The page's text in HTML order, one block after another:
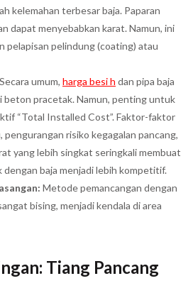
kelemahan terbesar baja. Paparan
dapat menyebabkan karat. Namun, ini
pelapisan pelindung (coating) atau
Secara umum, harga besi h dan pipa baja
beton pracetak. Namun, penting untuk
“Total Installed Cost”. Faktor-faktor
risiko kegagalan pancang,
yang lebih singkat seringkali membuat
baja menjadi lebih kompetitif.
Metode pemancangan dengan
bising, menjadi kendala di area
Tiang Pancang